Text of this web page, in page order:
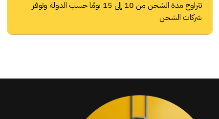
تتراوح مدة الشحن من 10 إلى 15 يومًا حسب الدولة وتوفر
شركات الشحن